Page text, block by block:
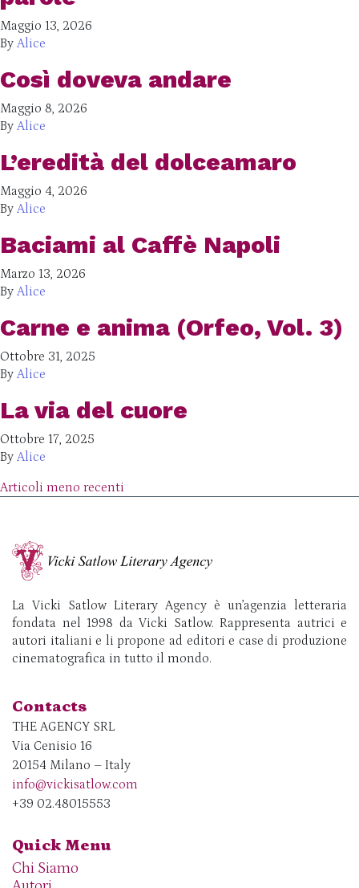
Maggio 13, 2026
By Alice
Così doveva andare
Maggio 8, 2026
By Alice
L’eredità del dolceamaro
Maggio 4, 2026
By Alice
Baciami al Caffè Napoli
Marzo 13, 2026
By Alice
Carne e anima (Orfeo, Vol. 3)
Ottobre 31, 2025
By Alice
La via del cuore
Ottobre 17, 2025
By Alice
Navigazione articoli
Articoli meno recenti
La Vicki Satlow Literary Agency è un’agenzia letteraria
fondata nel 1998 da Vicki Satlow. Rappresenta autrici e
autori italiani e li propone ad editori e case di produzione
cinematografica in tutto il mondo.
Contacts
THE AGENCY SRL
Via Cenisio 16
20154 Milano – Italy
info@vickisatlow.com
+39 02.48015553
Quick Menu
Chi Siamo